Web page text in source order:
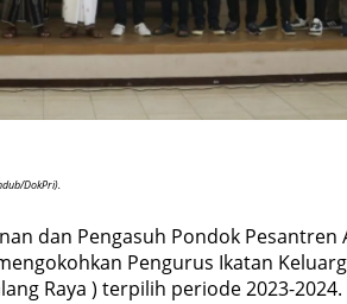
DokPri).
dan Pengasuh Pondok Pesantren
Pengurus Ikatan
Raya ) terpilih periode 2023-2024.